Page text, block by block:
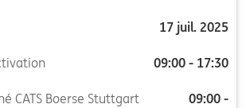
17 juil. 2025
09:00 - 17:30
CATS Boerse Stuttgart
09:00 -